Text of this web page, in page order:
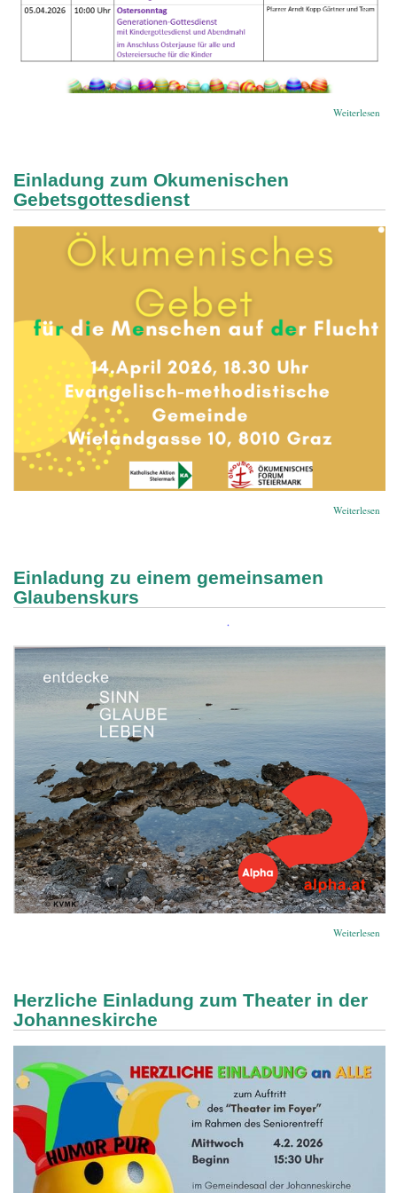
Weiterlesen
Einladung zum Okumenischen
Gebetsgottesdienst
Weiterlesen
Einladung zu einem gemeinsamen
Glaubenskurs
Weiterlesen
Herzliche Einladung zum Theater in der
Johanneskirche